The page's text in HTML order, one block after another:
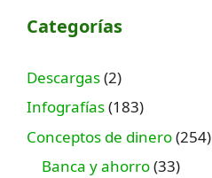
Categorías
Descargas(2)
Infografías(183)
Conceptos de dinero(254)
Banca y ahorro(33)